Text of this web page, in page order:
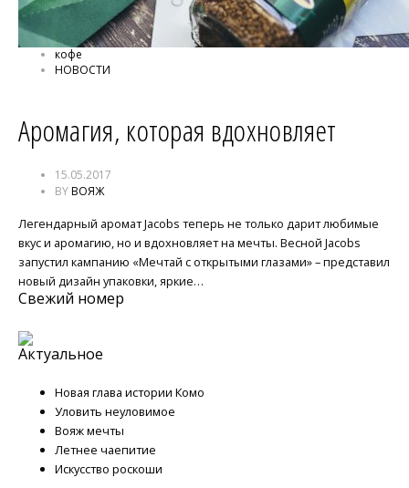
НОВОСТИ
кофе
Аромагия, которая вдохновляет
15.05.2017
BYВОЯЖ
Легендарный аромат Jacobs теперь не только дарит любимые
вкус и аромагию, но и вдохновляет на мечты. Весной Jacobs
запустил кампанию «Мечтай с открытыми глазами» – представил
новый дизайн упаковки, яркие…
Свежий номер
Актуальное
Новая глава истории Комо
Уловить неуловимое
Вояж мечты
Летнее чаепитие
Искусство роскоши